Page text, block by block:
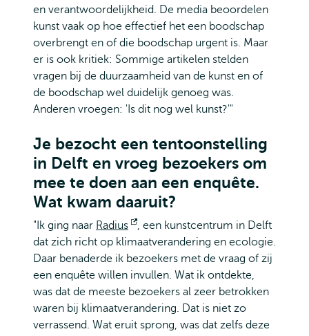
en verantwoordelijkheid. De media beoordelen
kunst vaak op hoe effectief het een boodschap
overbrengt en of die boodschap urgent is. Maar
er is ook kritiek: Sommige artikelen stelden
vragen bij de duurzaamheid van de kunst en of
de boodschap wel duidelijk genoeg was.
Anderen vroegen: 'Is dit nog wel kunst?'"
Je bezocht een tentoonstelling
in Delft en vroeg bezoekers om
mee te doen aan een enquête.
Wat kwam daaruit?
"Ik ging naar Radius
Opent
extern
, een kunstcentrum in Delft
dat zich richt op klimaatverandering en ecologie.
Daar benaderde ik bezoekers met de vraag of zij
een enquête willen invullen. Wat ik ontdekte,
was dat de meeste bezoekers al zeer betrokken
waren bij klimaatverandering. Dat is niet zo
verrassend. Wat eruit sprong, was dat zelfs deze